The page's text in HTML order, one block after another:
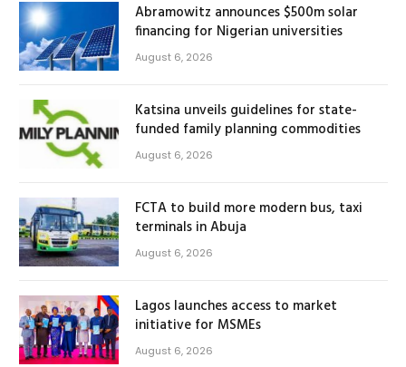
Abramowitz announces $500m solar
financing for Nigerian universities
August 6, 2026
Katsina unveils guidelines for state-
funded family planning commodities
August 6, 2026
FCTA to build more modern bus, taxi
terminals in Abuja
August 6, 2026
Lagos launches access to market
initiative for MSMEs
August 6, 2026